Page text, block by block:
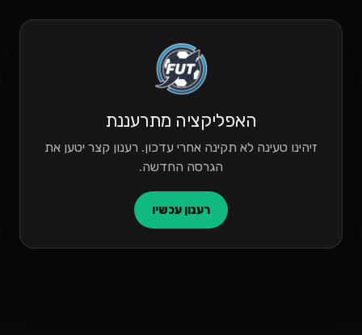
האפליקציה מתרעננת
זיהינו טעינה לא תקינה אחרי עדכון. רענון קצר יטען את
הגרסה החדשה.
רענון עכשיו